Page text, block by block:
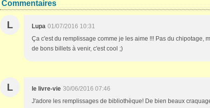
Commentaires
L Lupa 01/07/2016 10:31
Ça c'est du remplissage comme je les aime !!! Pas du chipotage,
de bons billets à venir, c'est cool ;)
L le livre-vie 30/06/2016 07:46
J'adore les remplissages de bibliothèque! De bien beaux